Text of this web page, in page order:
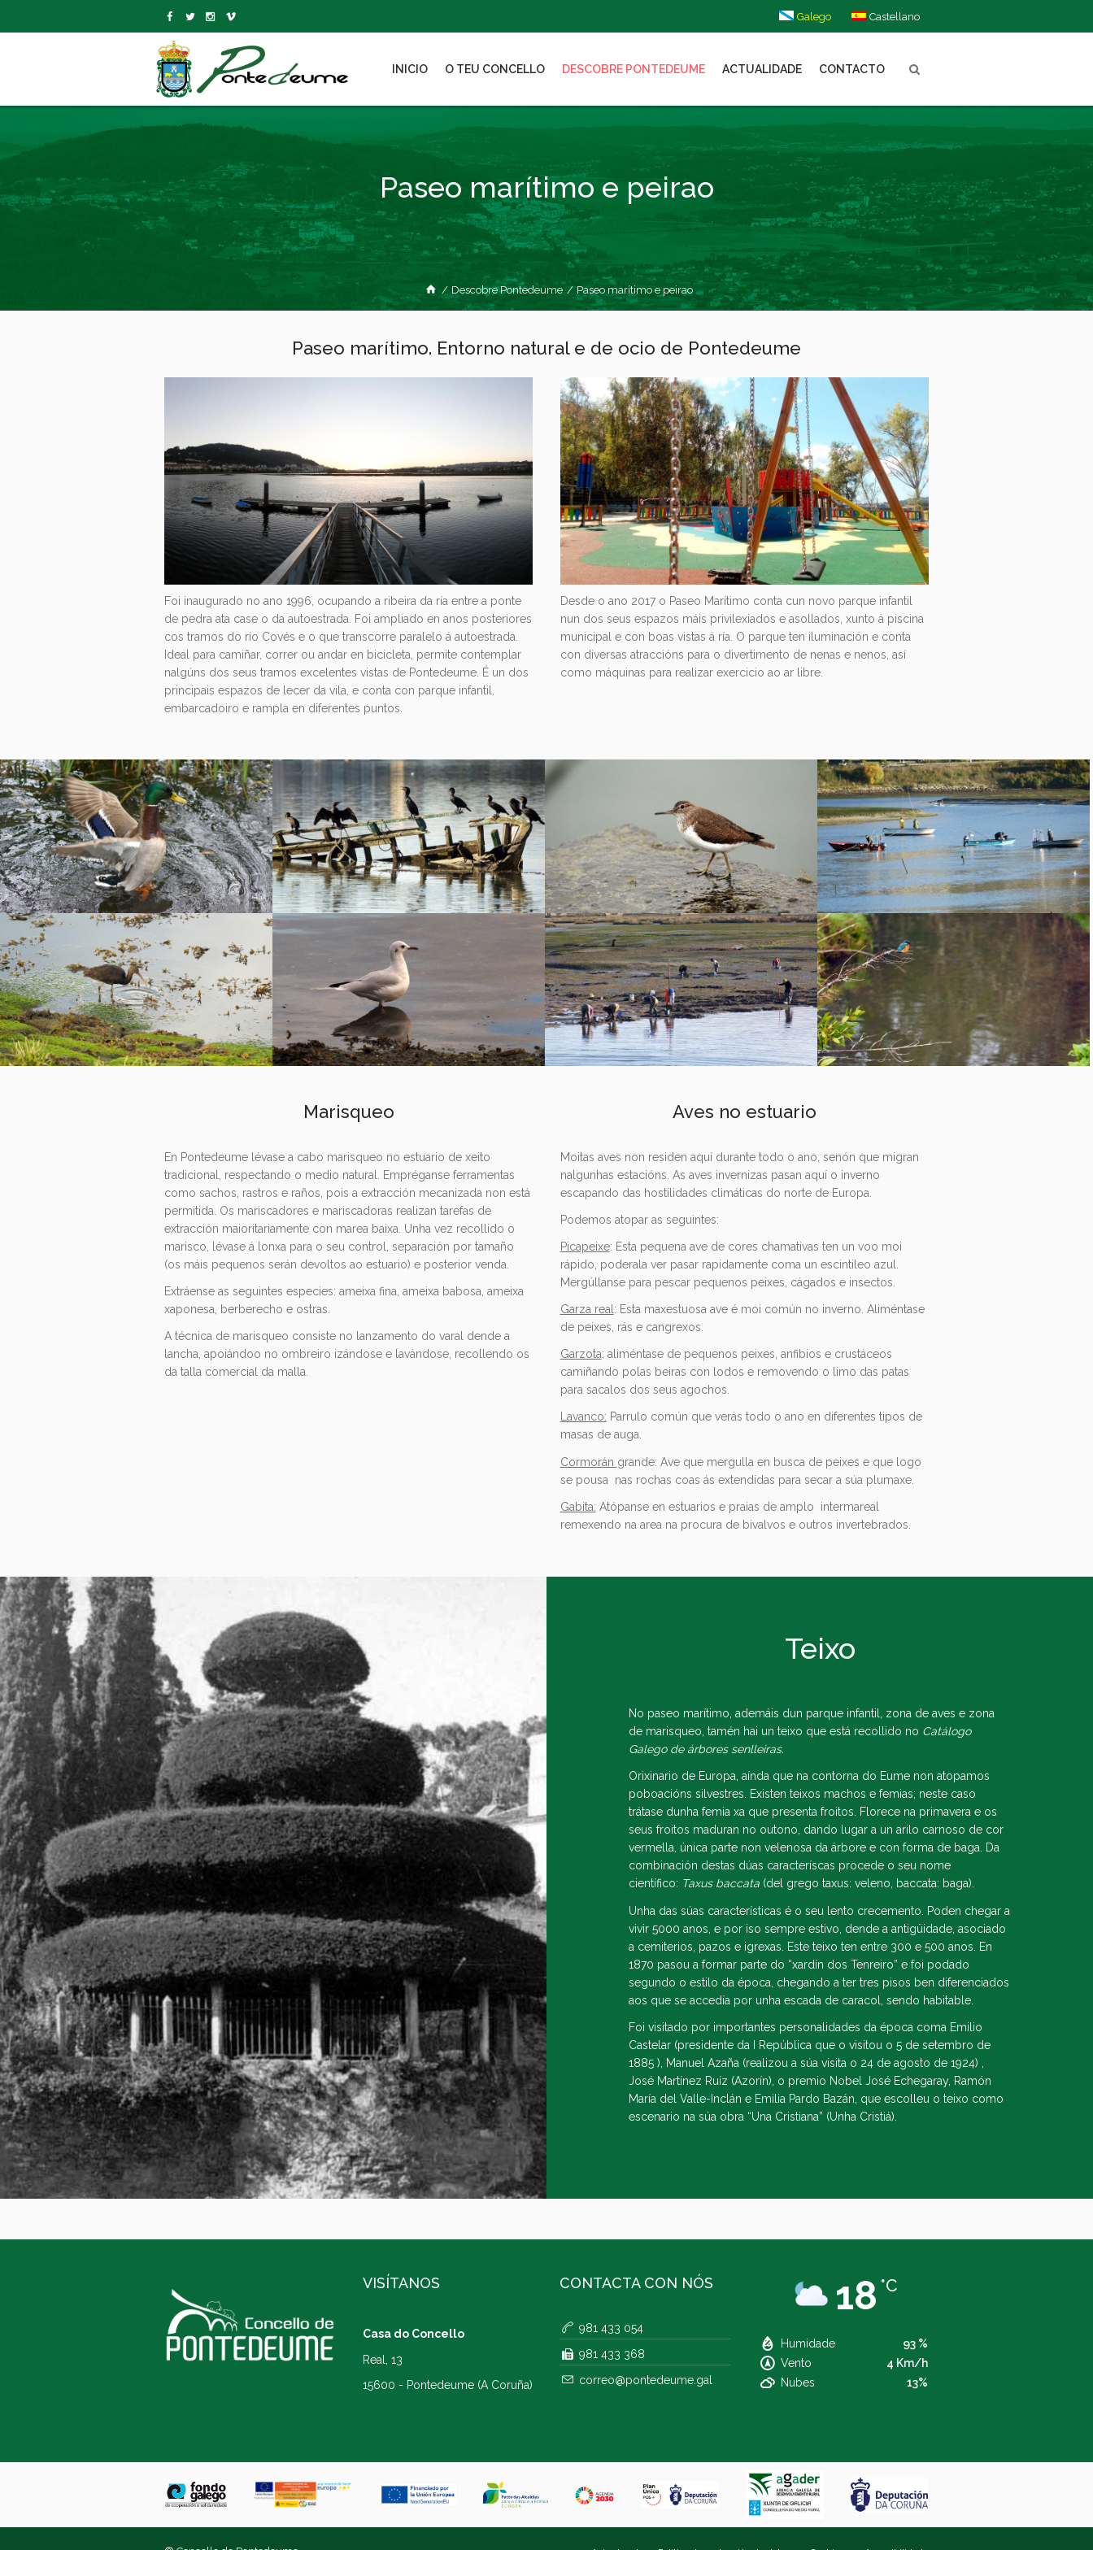
Galego Castellano
INICIO O TEU CONCELLO DESCOBRE PONTEDEUME ACTUALIDADE CONTACTO
Paseo marítimo e peirao
/ Descobre Pontedeume /Paseo marítimo e peirao
Paseo marítimo. Entorno natural e de ocio de Pontedeume
Foi inaugurado no ano 1996, ocupando a ribeira da ría entre a ponte
de pedra ata case o da autoestrada. Foi ampliado en anos posteriores
cos tramos do río Covés e o que transcorre paralelo á autoestrada.
Ideal para camiñar, correr ou andar en bicicleta, permite contemplar
nalgúns dos seus tramos excelentes vistas de Pontedeume. É un dos
principais espazos de lecer da vila, e conta con parque infantil,
embarcadoiro e rampla en diferentes puntos.
Desde o ano 2017 o Paseo Marítimo conta cun novo parque infantil
nun dos seus espazos máis privilexiados e asollados, xunto á piscina
municipal e con boas vistas á ría. O parque ten iluminación e conta
con diversas atraccións para o divertimento de nenas e nenos, así
como máquinas para realizar exercicio ao ar libre.
Marisqueo
En Pontedeume lévase a cabo marisqueo no estuario de xeito
tradicional, respectando o medio natural. Empréganse ferramentas
como sachos, rastros e raños, pois a extracción mecanizada non está
permitida. Os mariscadores e mariscadoras realizan tarefas de
extracción maioritariamente con marea baixa. Unha vez recollido o
marisco, lévase á lonxa para o seu control, separación por tamaño
(os máis pequenos serán devoltos ao estuario) e posterior venda.
Extráense as seguintes especies: ameixa fina, ameixa babosa, ameixa
xaponesa, berberecho e ostras.
A técnica de marisqueo consiste no lanzamento do varal dende a
lancha, apoiándoo no ombreiro izándose e lavándose, recollendo os
da talla comercial da malla.
Aves no estuario
Moitas aves non residen aquí durante todo o ano, senón que migran
nalgunhas estacións. As aves invernizas pasan aquí o inverno
escapando das hostilidades climáticas do norte de Europa.
Podemos atopar as seguintes:
Picapeixe: Esta pequena ave de cores chamativas ten un voo moi
rápido, poderala ver pasar rapidamente coma un escintileo azul.
Mergúllanse para pescar pequenos peixes, cágados e insectos.
Garza real : Esta maxestuosa ave é moi común no inverno. Aliméntase
de peixes, rás e cangrexos.
Garzota: aliméntase de pequenos peixes, anfibios e crustáceos
camiñando polas beiras con lodos e removendo o limo das patas
para sacalos dos seus agochos.
Lavanco: Parrulo común que verás todo o ano en diferentes tipos de
masas de auga.
Cormorán grande: Ave que mergulla en busca de peixes e que logo
se pousa nas rochas coas ás extendidas para secar a súa plumaxe.
Gabita: Atópanse en estuarios e praias de amplo intermareal
remexendo na area na procura de bivalvos e outros invertebrados.
Teixo
No paseo marítimo, ademáis dun parque infantil, zona de aves e zona
de marisqueo, tamén hai un teixo que está recollido no Catálogo
Galego de árbores senlleiras.
Orixinario de Europa, aínda que na contorna do Eume non atopamos
poboacións silvestres. Existen teixos machos e femias; neste caso
trátase dunha femia xa que presenta froitos. Florece na primavera e os
seus froitos maduran no outono, dando lugar a un arilo carnoso de cor
vermella, única parte non velenosa da árbore e con forma de baga. Da
combinación destas dúas caracteríscas procede o seu nome
científico: Taxus baccata(del grego taxus: veleno, baccata: baga).
Unha das súas características é o seu lento crecemento. Poden chegar a
vivir 5000 anos, e por iso sempre estivo, dende a antigüidade, asociado
a cemiterios, pazos e igrexas. Este teixo ten entre 300 e 500 anos. En
1870 pasou a formar parte do “xardín dos Tenreiro” e foi podado
segundo o estilo da época, chegando a ter tres pisos ben diferenciados
aos que se accedía por unha escada de caracol, sendo habitable.
Foi visitado por importantes personalidades da época coma Emilio
Castelar (presidente da I República que o visitou o 5 de setembro de
1885 ), Manuel Azaña (realizou a súa visita o 24 de agosto de 1924) ,
José Martínez Ruíz (Azorín), o premio Nobel José Echegaray, Ramón
María del Valle-Inclán e Emilia Pardo Bazán, que escolleu o teixo como
escenario na súa obra “Una Cristiana” (Unha Cristiá).
VISÍTANOS
Casa do Concello
Real, 13
15600 - Pontedeume (A Coruña)
CONTACTA CON NÓS
981 433 054
981 433 368
correo@pontedeume.gal
18 °C
Humidade
93 %
Vento
4 Km/h
Nubes
13%